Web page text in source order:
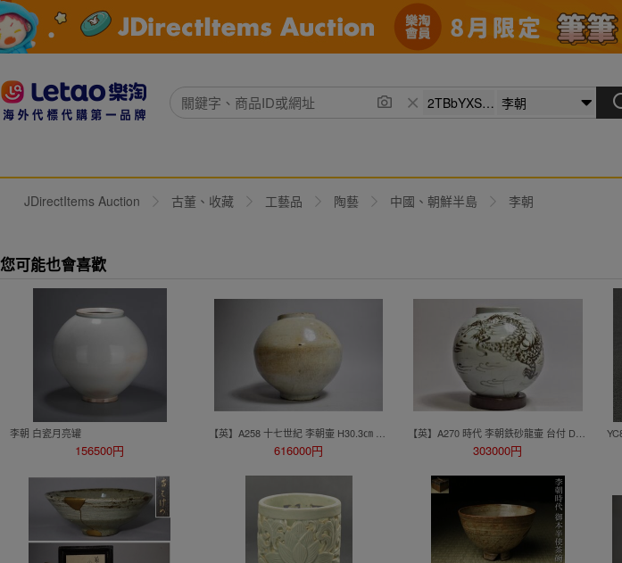
JDirectItems Auction 古董、收藏 工藝品 陶藝 中國、朝鮮半島 李朝
您可能也會喜歡
李朝 白瓷月亮罐
156500円 616000円 303000円